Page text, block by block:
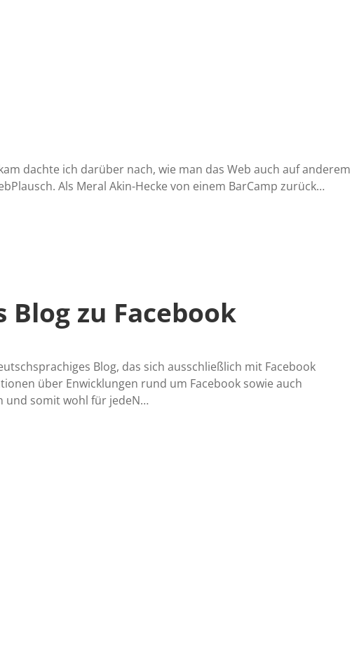
dachte ich darüber nach, wie man das Web auch auf anderem
Als Meral Akin-Hecke von einem BarCamp zurück…
Blog zu Facebook
Blog, das sich ausschließlich mit Facebook
über Enwicklungen rund um Facebook sowie auch
und somit wohl für jedeN…